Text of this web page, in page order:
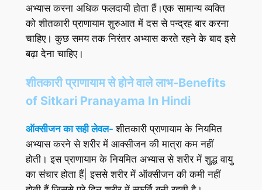
अभ्यास करना अधिक फलदायी होता हैं।एक सामान्य व्यक्ति
को शीतकारी प्राणायाम शुरुआत में दस से पन्द्रह बार करना
चाहिए। कुछ समय तक निरंतर अभ्यास करते रहने के बाद इसे
बढ़ा देना चाहिए।
शीतकारी प्राणायाम से होने वाले लाभ-Benefits
of Sitkari Pranayama In Hindi
ऑक्सीजन का सही लेवल- शीतकारी प्राणायाम के नियमित
अभ्यास करने से शरीर में आक्सीजन की मात्रा कम नहीं
होती। इस प्राणायाम के नियमित अभ्यास से शरीर में शुद्ध वायु
का संचार होता हैं| इससे शरीर में ऑक्सीजन की कमी नहीं